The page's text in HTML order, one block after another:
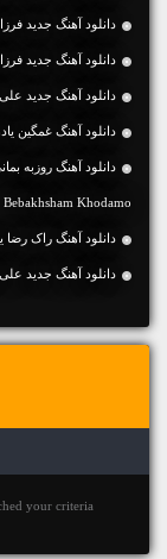
دانلود آهنگ جديد فرزاد فرخ نور
دانلود آهنگ جديد فرزاد فرزین
دانلود آهنگ جديد علی اصحابی
دانلود آهنگ غمگین
Bebakhsham Khodamo
دانلود آهنگ راک رضا
دانلود آهنگ جديد
your criteria.